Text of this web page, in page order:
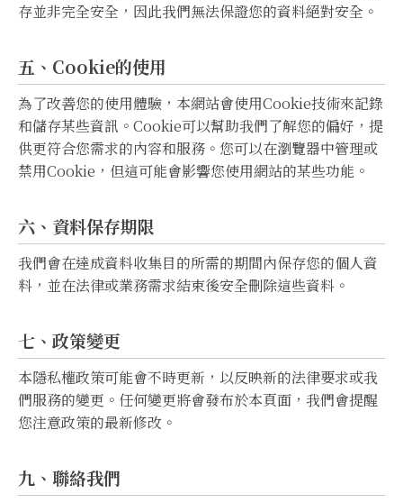
存並非完全安全，因此我們無法保證您的資料絕對安全。
五、Cookie的使用
為了改善您的使用體驗，本網站會使用Cookie技術來記錄
和儲存某些資訊。Cookie可以幫助我們了解您的偏好，提
供更符合您需求的內容和服務。您可以在瀏覽器中管理或
禁用Cookie，但這可能會影響您使用網站的某些功能。
六、資料保存期限
我們會在達成資料收集目的所需的期間內保存您的個人資
料，並在法律或業務需求結束後安全刪除這些資料。
七、政策變更
本隱私權政策可能會不時更新，以反映新的法律要求或我
們服務的變更。任何變更將會發布於本頁面，我們會提醒
您注意政策的最新修改。
九、聯絡我們